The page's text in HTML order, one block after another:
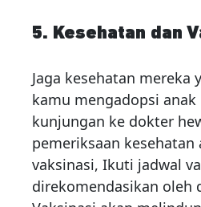
5. Kesehatan dan
Jaga kesehatan mereka
kamu mengadopsi
kunjungan ke dokter
pemeriksaan kesehatan
vaksinasi, Ikuti jadwal
direkomendasikan oleh